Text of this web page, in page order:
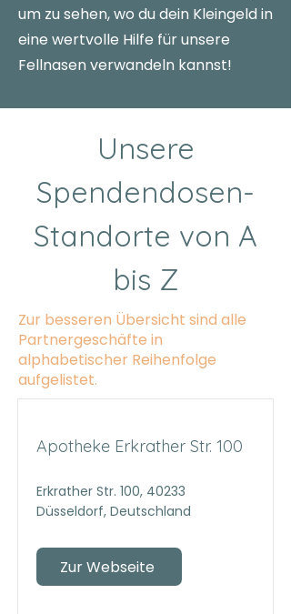
um zu sehen, wo du dein Kleingeld in
eine wertvolle Hilfe für unsere
Fellnasen verwandeln kannst!
Unsere
Spendendosen-
Standorte von A
bis Z
Zur besseren Übersicht sind alle
Partnergeschäfte in
alphabetischer Reihenfolge
aufgelistet.
Apotheke Erkrather Str. 100
Erkrather Str. 100, 40233
Düsseldorf, Deutschland
Zur Webseite